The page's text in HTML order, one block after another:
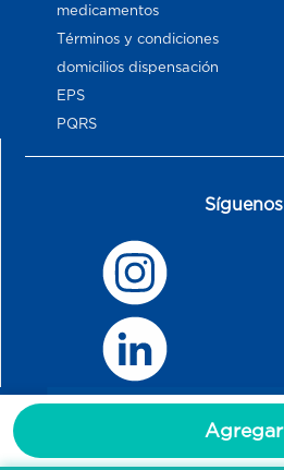
Agregar
medicamentos
Términos y condiciones
domicilios dispensación
EPS
PQRS
Síguenos